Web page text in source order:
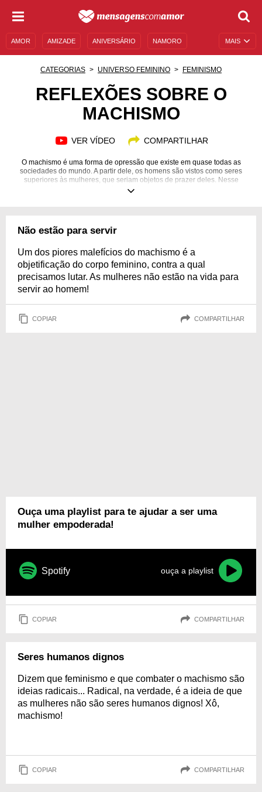
MAIS
AMOR AMIZADE ANIVERSÁRIO NAMORO
AUTOAJUDA
MENSAGENS E FRASES MENSAGENS DE ANIVERSÁRIO
CATEGORIAS UNIVERSO FEMININO FEMINISMO
REFLEXÕES SOBRE O
MACHISMO
VER VÍDEO COMPARTILHAR
O machismo é uma forma de opressão que existe em quase todas as
sociedades do mundo. A partir dele, os homens são vistos como seres
superiores às mulheres, que seriam objetos de prazer deles. Nesse
sentido, ele podem agir livremente, sem se preocupar com as
essa realidade. Posicione-se contra a desigualdade de gênero e lute pela
Não estão para servir
Um dos piores malefícios do machismo é a
objetificação do corpo feminino, contra a qual
precisamos lutar. As mulheres não estão na vida para
servir ao homem!
COPIAR COMPARTILHAR
Ouça uma playlist para te ajudar a ser uma
mulher empoderada!
Spotify ouça a playlist
COPIAR COMPARTILHAR
Seres humanos dignos
Dizem que feminismo e que combater o machismo são
ideias radicais... Radical, na verdade, é a ideia de que
as mulheres não são seres humanos dignos! Xô,
machismo!
COPIAR COMPARTILHAR